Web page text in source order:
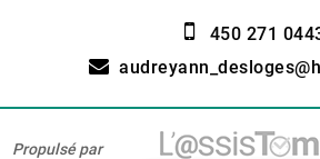
450 271
Propulsé par